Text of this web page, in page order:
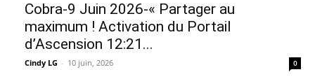
Cobra-9 Juin 2026-« Partager au
maximum ! Activation du Portail
d’Ascension 12:21...
Cindy LG - 10 juin, 2026 0